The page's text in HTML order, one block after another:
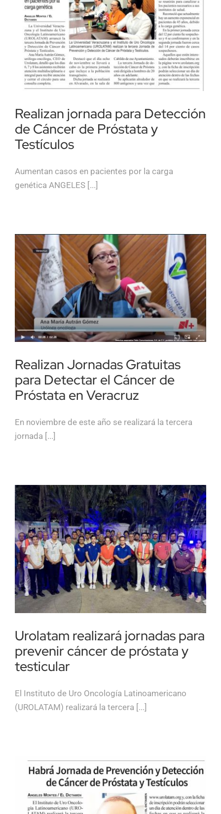
Realizan jornada para Detección
de Cáncer de Próstata y
Testículos
Aumentan casos en pacientes por la carga
genética ANGELES [...]
Realizan Jornadas Gratuitas
para Detectar el Cáncer de
Próstata en Veracruz
En noviembre de este año se realizará la tercera
jornada [...]
Urolatam realizará jornadas para
prevenir cáncer de próstata y
testicular
El Instituto de Uro Oncología Latinoamericano
(UROLATAM) realizará la tercera [...]